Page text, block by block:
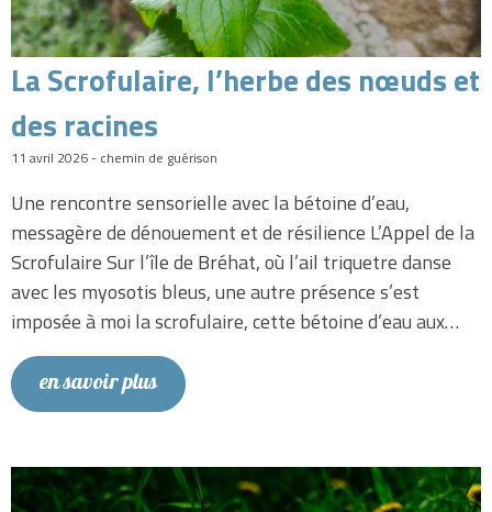
La Scrofulaire, l’herbe des nœuds et
des racines
11 avril 2026 - chemin de guérison
Une rencontre sensorielle avec la bétoine d’eau,
messagère de dénouement et de résilience L’Appel de la
Scrofulaire Sur l’île de Bréhat, où l’ail triquetre danse
avec les myosotis bleus, une autre présence s’est
imposée à moi la scrofulaire, cette bétoine d’eau aux…
en savoir plus